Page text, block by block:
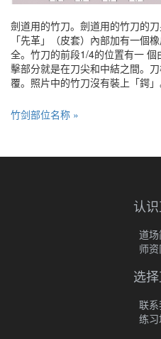
劍道用的竹刀。劍道用的竹刀的
「先革」（皮套）內部加有一個
全。竹刀的前段1/4的位置有一
擊部分就是在刀尖和中結之間。
覆。照片中的竹刀沒有裝上「鍔」
竹剑部位名称 »
认
道
师
选
联
练